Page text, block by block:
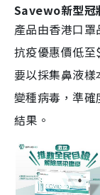
Savewo新型冠
產品由香港口罩
抗疫優惠價低
要以採集鼻液
變種病毒，準
結果。